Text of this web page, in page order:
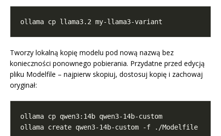
Tworzy lokalną kopię modelu pod nową nazwą bez
konieczności ponownego pobierania. Przydatne przed edycją
pliku Modelfile – najpierw skopiuj, dostosuj kopię i zachowaj
oryginał: